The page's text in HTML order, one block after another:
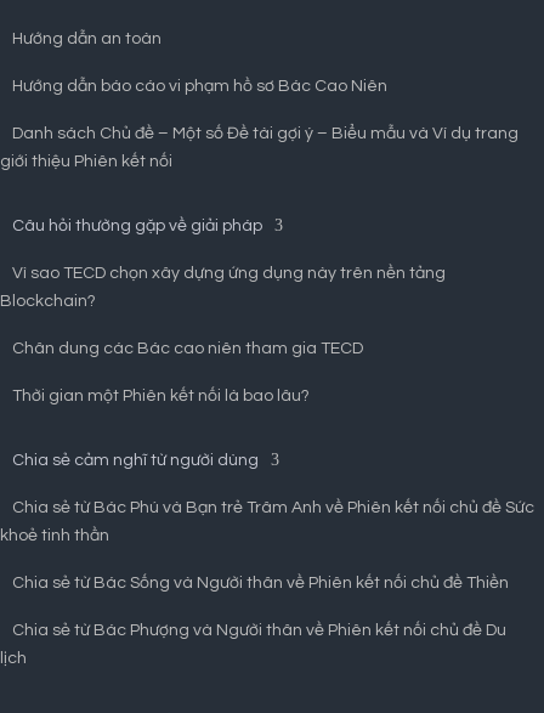
Hướng dẫn an toàn
Hướng dẫn báo cáo vi phạm hồ sơ Bác Cao Niên
Danh sách Chủ đề – Một số Đề tài gợi ý – Biểu mẫu và Ví dụ trang
giới thiệu Phiên kết nối
Câu hỏi thường gặp về giải pháp
Vì sao TECD chọn xây dựng ứng dụng này trên nền tảng
Blockchain?
Chân dung các Bác cao niên tham gia TECD
Thời gian một Phiên kết nối là bao lâu?
Chia sẻ cảm nghĩ từ người dùng
Chia sẻ từ Bác Phú và Bạn trẻ Trâm Anh về Phiên kết nối chủ đề Sức
khoẻ tinh thần
Chia sẻ từ Bác Sống và Người thân về Phiên kết nối chủ đề Thiền
Chia sẻ từ Bác Phượng và Người thân về Phiên kết nối chủ đề Du
lịch